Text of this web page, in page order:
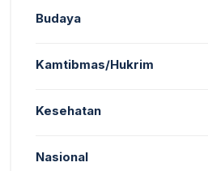
Budaya
Kamtibmas/Hukrim
Kesehatan
Nasional